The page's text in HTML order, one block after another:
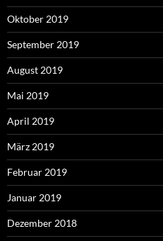
Oktober 2019
September 2019
August 2019
Mai 2019
April 2019
März 2019
Februar 2019
Januar 2019
Dezember 2018